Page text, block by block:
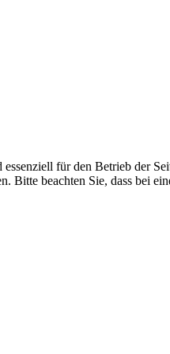
für den Betrieb der
Bitte beachten Sie, dass bei